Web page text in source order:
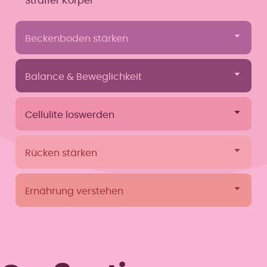
Beckenboden stärken
Balance & Beweglichkeit
Balance &
Beweglichkeit
Cellulite loswerden
Rücken stärken
Ernährung verstehen